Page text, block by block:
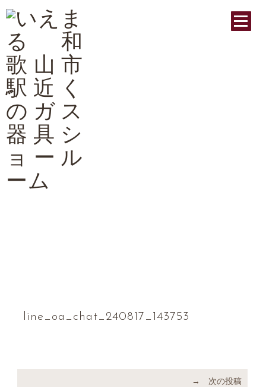
line_oa_chat_240817_143753
→ 次の投稿